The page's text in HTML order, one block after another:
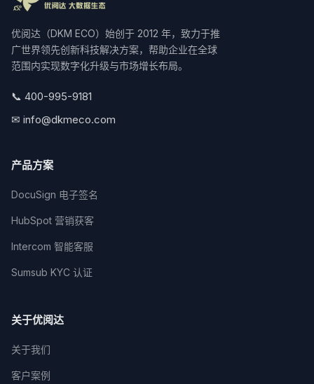
优阅达（DKM ECO）始创于 2012 年，致力于推
广世界领先创新科技解决方案，帮助企业在全球
范围内实现数字化升级与市场增长布局。
📞 400-995-9181
✉ info@dkmeco.com
产品方案
DocuSign 电子签名
HubSpot 营销获客
Intercom 智能客服
Sumsub KYC 认证
关于优阅达
关于我们
客户案例